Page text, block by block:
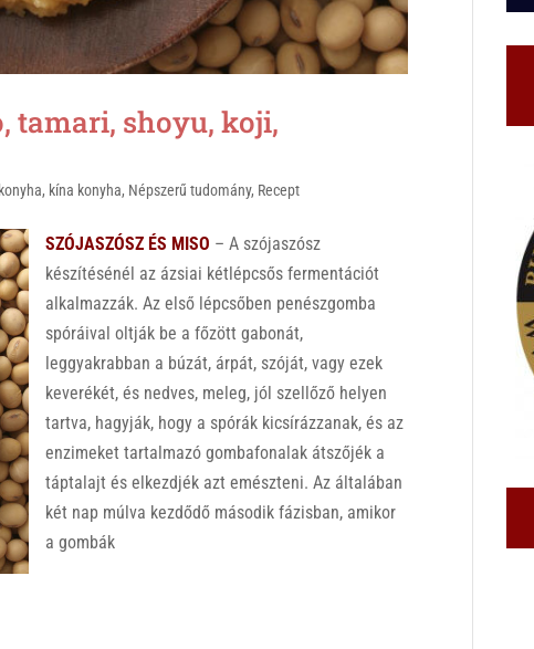
tamari, shoyu, koji,
, kína konyha, Népszerű tudomány, Recept
SZÓJASZÓSZ ÉS MISO – A szójaszósz
készítésénél az ázsiai kétlépcsős fermentációt
alkalmazzák. Az első lépcsőben penészgomba
spóráival oltják be a főzött gabonát,
leggyakrabban a búzát, árpát, szóját, vagy ezek
keverékét, és nedves, meleg, jól szellőző helyen
tartva, hagyják, hogy a spórák kicsírázzanak, és az
enzimeket tartalmazó gombafonalak átszőjék a
táptalajt és elkezdjék azt emészteni. Az általában
két nap múlva kezdődő második fázisban, amikor
a gombák